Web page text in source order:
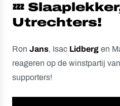
💤
Utrechters!
Ron Jans, Isac Lidberg en
reageren op de winstpartij
supporters!